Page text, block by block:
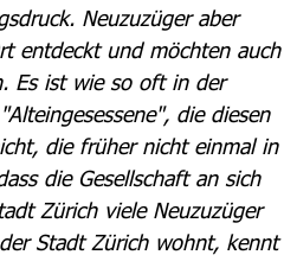
Neuzuzüger aber
entdeckt und möchten auch
Es ist wie so oft in der
die diesen
die früher nicht einmal in
die Gesellschaft an sich
Zürich viele Neuzuzüger
Stadt Zürich wohnt, kennt